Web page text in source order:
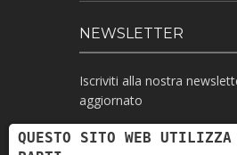
NEWSLETTER
Iscriviti alla nostra
aggiornato
QUESTO SITO WEB